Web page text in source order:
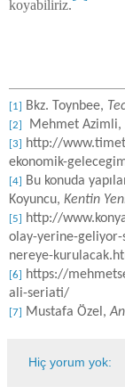
koyabiliriz.
[1] Bkz. Toynbee,
[2] Mehmet Azimli,
[3]
http://
ekonomik-
[4]
Bu konuda
Koyuncu, Kentin
[5]
http://
olay-yerine-
nereye-
[6]
https://
ali-seriati/
[7] Mustafa Özel,
Hiç yorum yok: